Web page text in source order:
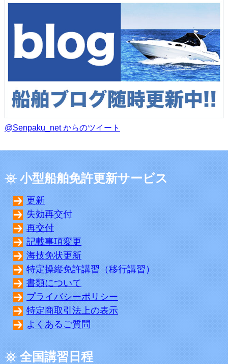
@Senpaku_net からのツイート
小型船舶免許更新サービス
更新
失効再交付
再交付
記載事項変更
海技免状更新
特定操縦免許講習（移行講習）
書類について
プライバシーポリシー
特定商取引法上の表示
よくあるご質問
全国講習日程